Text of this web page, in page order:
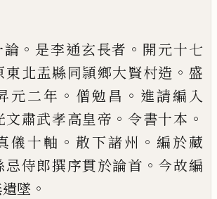
論 。 是李通玄長者 。 開元十七
東北盂縣同頴鄉大賢村造 。 盛
元二年 。 僧勉昌 。 進請編入
文肅武孝高皇帝 。令書十本 。
儀十軸 。 散下諸州 。 編於藏
忌侍郎撰序貫於論首 。 今故編
墜 。